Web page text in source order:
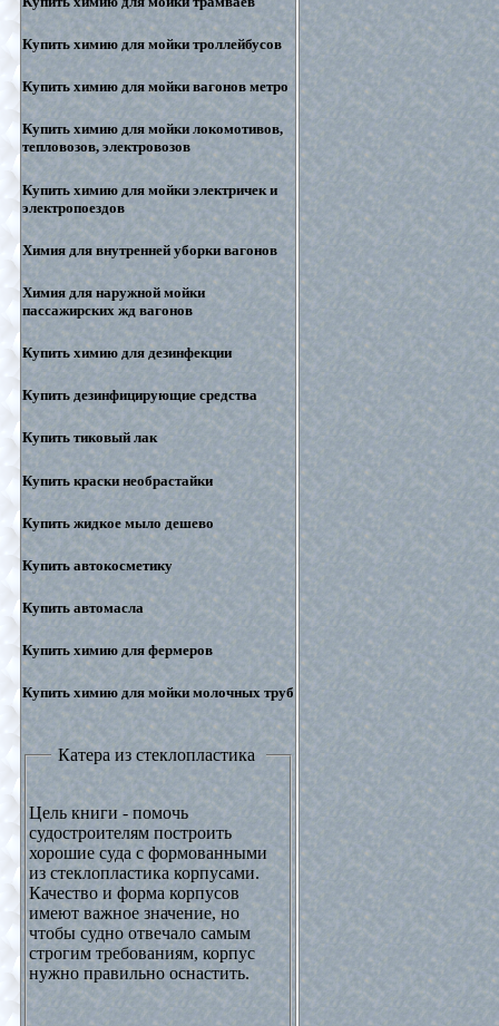
Купить химию для мойки троллейбусов
Купить химию для мойки вагонов метро
Купить химию для мойки локомотивов,
тепловозов, электровозов
Купить химию для мойки электричек и
электропоездов
Химия для внутренней уборки вагонов
Химия для наружной мойки
пассажирских жд вагонов
Купить химию для дезинфекции
Купить дезинфицирующие средства
Купить тиковый лак
Купить краски необрастайки
Купить жидкое мыло дешево
Купить автокосметику
Купить автомасла
Купить химию для фермеров
Купить химию для мойки молочных труб
Катера из стеклопластика
Цель книги - помочь
судостроителям построить
хорошие суда с формованными
из стеклопластика корпусами.
Качество и форма корпусов
имеют важное значение, но
чтобы судно отвечало самым
строгим требованиям, корпус
нужно правильно оснастить.